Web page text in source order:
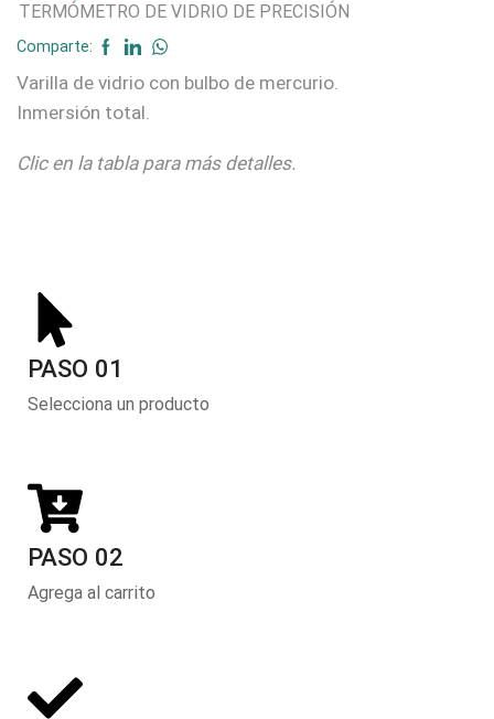
TERMÓMETRO DE VIDRIO DE PRECISIÓN
Comparte:
Varilla de vidrio con bulbo de mercurio.
Inmersión total.
Clic en la tabla para más detalles.
PASO 01
Selecciona un producto
PASO 02
Agrega al carrito